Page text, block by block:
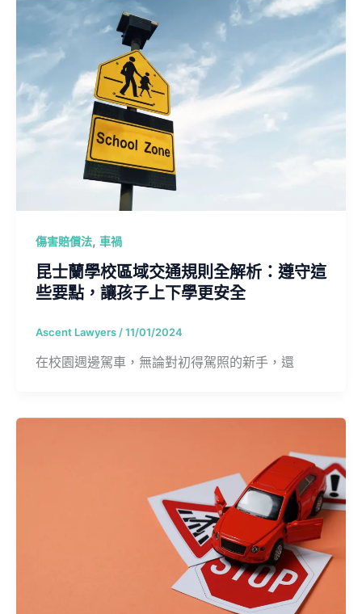
傷害賠償法, 車禍
昆士蘭學校區域交通規則全解析：遵守這
些要點，讓孩子上下學更安全
Ascent Lawyers /11/01/2024
在校園週邊駕車，無論對初得駕照的新手，還